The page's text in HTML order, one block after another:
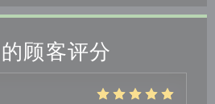
顾客评分